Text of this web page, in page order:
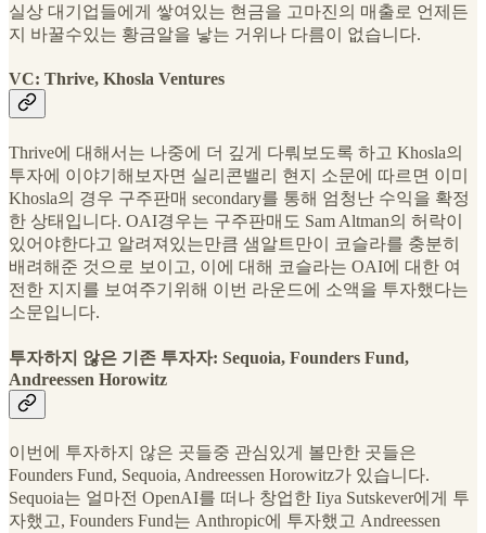
실상 대기업들에게 쌓여있는 현금을 고마진의 매출로 언제든
지 바꿀수있는 황금알을 낳는 거위나 다름이 없습니다.
VC: Thrive, Khosla Ventures
Thrive에 대해서는 나중에 더 깊게 다뤄보도록 하고 Khosla의
투자에 이야기해보자면 실리콘밸리 현지 소문에 따르면 이미
Khosla의 경우 구주판매 secondary를 통해 엄청난 수익을 확정
한 상태입니다. OAI경우는 구주판매도 Sam Altman의 허락이
있어야한다고 알려져있는만큼 샘알트만이 코슬라를 충분히
배려해준 것으로 보이고, 이에 대해 코슬라는 OAI에 대한 여
전한 지지를 보여주기위해 이번 라운드에 소액을 투자했다는
소문입니다.
투자하지 않은 기존 투자자: Sequoia, Founders Fund,
Andreessen Horowitz
이번에 투자하지 않은 곳들중 관심있게 볼만한 곳들은
Founders Fund, Sequoia, Andreessen Horowitz가 있습니다.
Sequoia는 얼마전 OpenAI를 떠나 창업한 Iiya Sutskever에게 투
자했고, Founders Fund는 Anthropic에 투자했고 Andreessen